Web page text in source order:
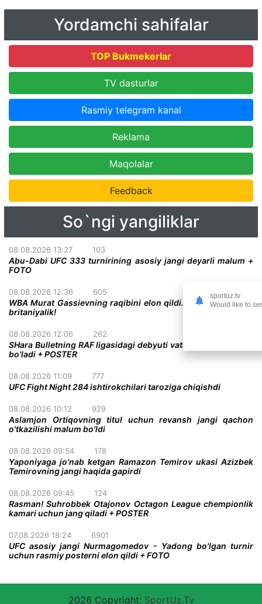
Yordamchi sahifalar
TOP Bukmekerlar
TV dasturlar
Rasmiy telegram kanal
Reklama
Maqolalar
Feedback
So`ngi yangiliklar
08.08.2026 13:27 103
Abu-Dabi UFC 333 turnirining asosiy jangi deyarli malum +
FOTO
08.08.2026 12:36 605
WBA Murat Gassievning raqibini elon qildi. U mag'lubiyatsiz
britaniyalik!
08.08.2026 12:06 262
SHara Bulletning RAF ligasidagi debyuti vatandoshiga qarshi
bo'ladi + POSTER
08.08.2026 11:09 777
UFC Fight Night 284 ishtirokchilari taroziga chiqishdi
08.08.2026 10:12 929
Aslamjon Ortiqovning titul uchun revansh jangi qachon
o'tkazilishi malum bo'ldi
08.08.2026 09:54 178
Yaponiyaga jo'nab ketgan Ramazon Temirov ukasi Azizbek
Temirovning jangi haqida gapirdi
08.08.2026 09:45 124
Rasman! Suhrobbek Otajonov Octagon League chempionlik
kamari uchun jang qiladi + POSTER
07.08.2026 18:24 6901
UFC asosiy jangi Nurmagomedov - Yadong bo'lgan turnir
uchun rasmiy posterni elon qildi + FOTO
2026 Copyright: SportUz.Tv
sportuz.tv
Would like to